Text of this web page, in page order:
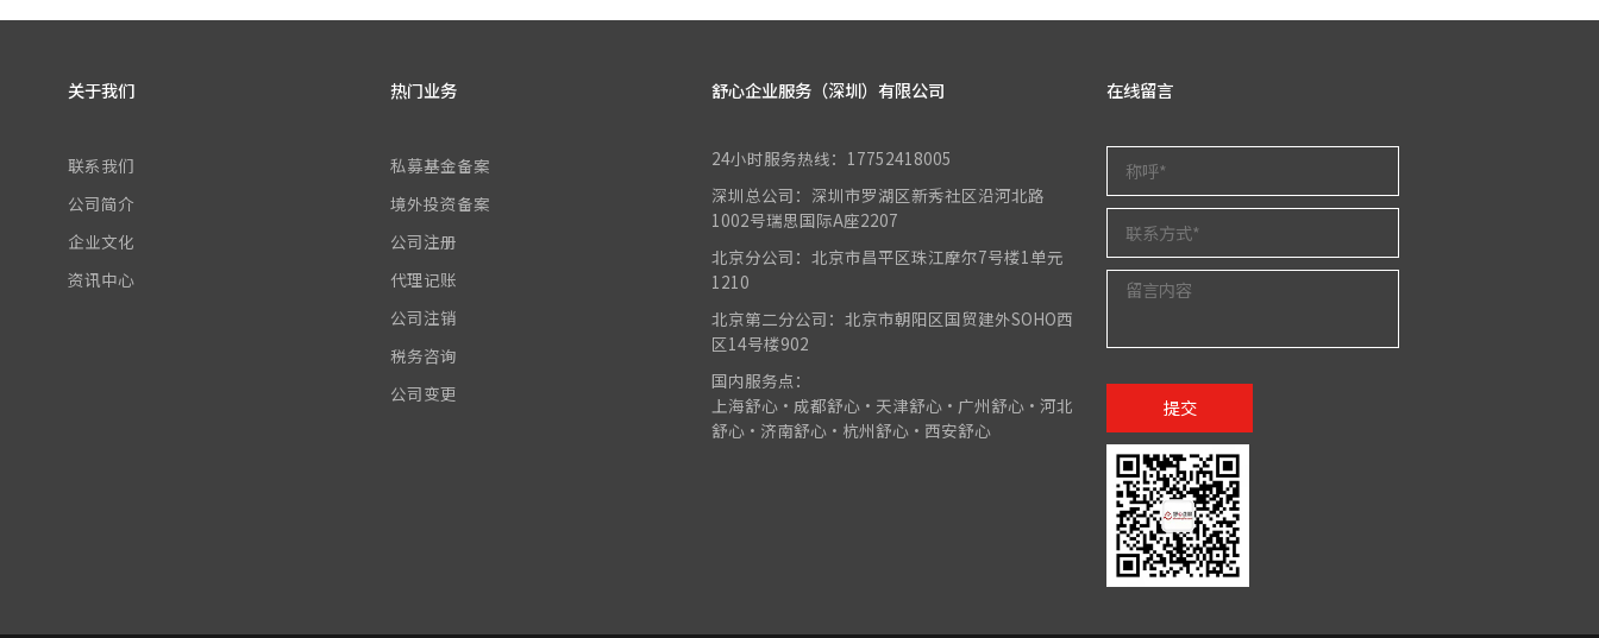
关于我们
联系我们
公司简介
企业文化
资讯中心
热门业务
私募基金备案
境外投资备案
公司注册
代理记账
公司注销
税务咨询
公司变更
舒心企业服务（深圳）有限公司
24小时服务热线：17752418005
深圳总公司：深圳市罗湖区新秀社区沿河北路
1002号瑞思国际A座2207
北京分公司：北京市昌平区珠江摩尔7号楼1单元
1210
北京第二分公司：北京市朝阳区国贸建外SOHO西
区14号楼902
国内服务点：
上海舒心•成都舒心•天津舒心•广州舒心•河北
舒心•济南舒心•杭州舒心•西安舒心
在线留言
提交